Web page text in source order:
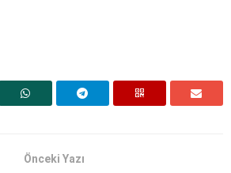
Önceki Yazı